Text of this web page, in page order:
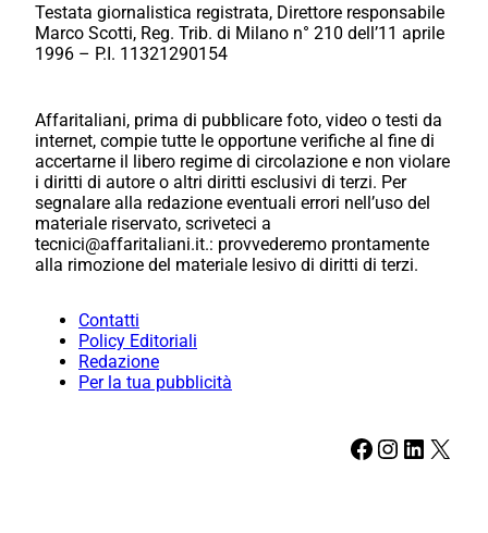
Testata giornalistica registrata, Direttore responsabile
Marco Scotti, Reg. Trib. di Milano n° 210 dell’11 aprile
1996 – P.I. 11321290154
Affaritaliani, prima di pubblicare foto, video o testi da
internet, compie tutte le opportune verifiche al fine di
accertarne il libero regime di circolazione e non violare
i diritti di autore o altri diritti esclusivi di terzi. Per
segnalare alla redazione eventuali errori nell’uso del
materiale riservato, scriveteci a
tecnici@affaritaliani.it.: provvederemo prontamente
alla rimozione del materiale lesivo di diritti di terzi.
Contatti
Policy Editoriali
Redazione
Per la tua pubblicità
Facebook Instagram LinkedIn X